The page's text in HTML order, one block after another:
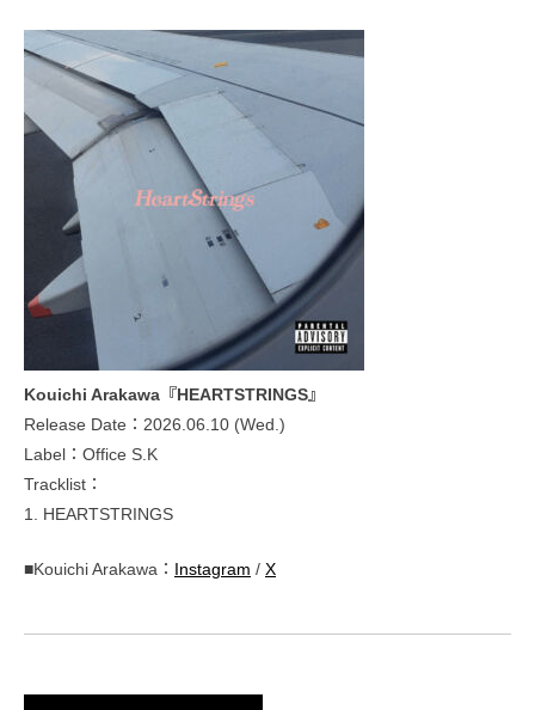
Kouichi Arakawa『HEARTSTRINGS』
Release Date：2026.06.10 (Wed.)
Label：Office S.K
Tracklist：
1. HEARTSTRINGS
■Kouichi Arakawa： Instagram / X